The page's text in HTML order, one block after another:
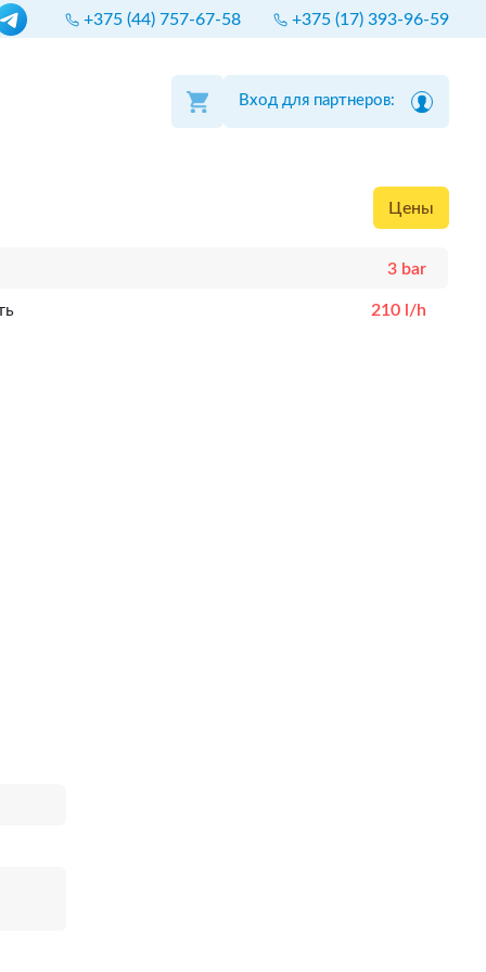
+375 (44) 757-67-58 +375 (17) 393-96-59
Вход для партнеров:
Цены
3 bar
210 l/h